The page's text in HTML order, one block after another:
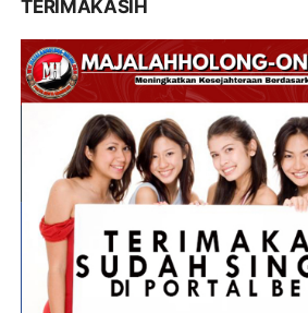
TERIMAKASIH